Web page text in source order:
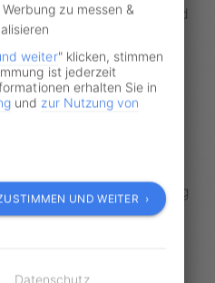
Wird
das Verfahren
allerdings sein, dass die
Verstöße zu
Führung eines
Sie die
mit einer
kann sich der Gang
lassen
zu messen &
weiter" klicken, stimmen
ist jederzeit
erhalten Sie in
und zur Nutzung von
UND WEITER ›
Datenschutz